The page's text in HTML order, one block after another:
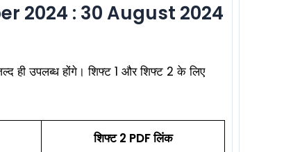
2024 : 30 August 2024
उपलब्ध होंगे। शिफ्ट 1 और शिफ्ट 2 के लिए
शिफ्ट 2 PDF लिंक